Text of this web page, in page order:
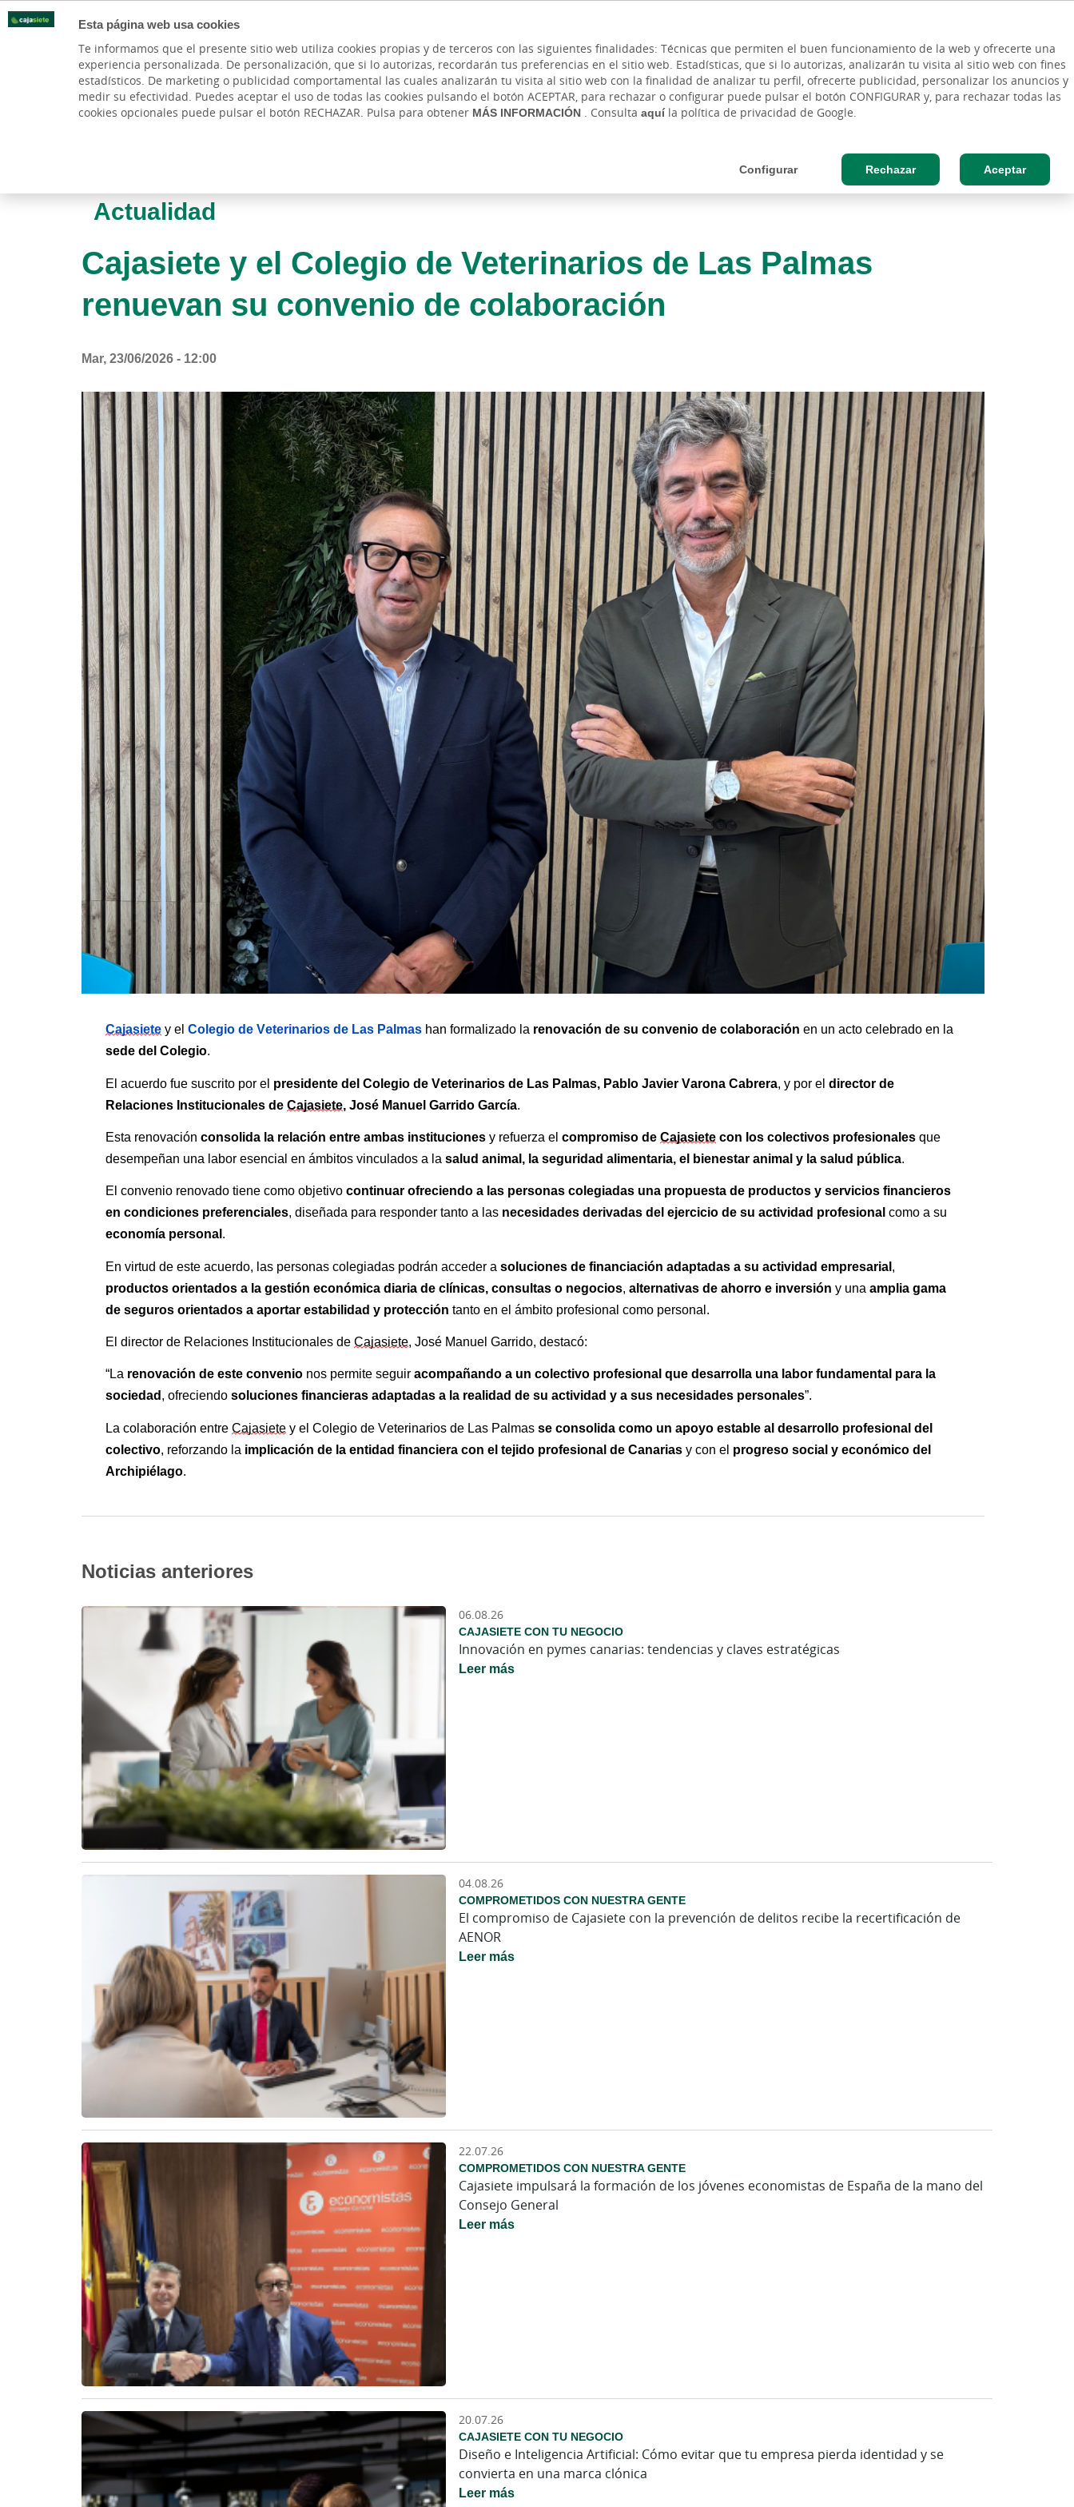
Esta página web usa cookies
Te informamos que el presente sitio web utiliza cookies propias y de terceros con las siguientes finalidades: Técnicas que permiten el buen funcionamiento de la web y ofrecerte una
experiencia personalizada. De personalización, que si lo autorizas, recordarán tus preferencias en el sitio web. Estadísticas, que si lo autorizas, analizarán tu visita al sitio web con fines
estadísticos. De marketing o publicidad comportamental las cuales analizarán tu visita al sitio web con la finalidad de analizar tu perfil, ofrecerte publicidad, personalizar los anuncios y
medir su efectividad. Puedes aceptar el uso de todas las cookies pulsando el botón ACEPTAR, para rechazar o configurar puede pulsar el botón CONFIGURAR y, para rechazar todas las
cookies opcionales puede pulsar el botón RECHAZAR. Pulsa para obtener MÁS INFORMACIÓN. Consulta aquíla política de privacidad de Google.
Configurar Rechazar Aceptar
DE
PARTICULARES BANCA PRIVADA AUTÓNOMOS Y EMPRENDEDORES EMPRESAS AGRO
Actualidad
Cajasiete y el Colegio de Veterinarios de Las Palmas
renuevan su convenio de colaboración
Mar, 23/06/2026 - 12:00
Cajasiete y el Colegio de Veterinarios de Las Palmas han formalizado la renovación de su convenio de colaboración
sede del Colegio.
El acuerdo fue suscrito por el presidente del Colegio de Veterinarios de Las Palmas, Pablo Javier Varona Cabrera, y por el director de
Relaciones Institucionales de Cajasiete, José Manuel Garrido García.
Esta renovación consolida la relación entre ambas instituciones y refuerza el compromiso de Cajasiete con los colectivos profesionales que
desempeñan una labor esencial en ámbitos vinculados a la salud animal, la seguridad alimentaria, el bienestar animal y la salud pública.
El convenio renovado tiene como objetivo continuar ofreciendo a las personas colegiadas una propuesta de productos y servicios financieros
en condiciones preferenciales, diseñada para responder tanto a las necesidades derivadas del ejercicio de su actividad profesional
economía personal.
En virtud de este acuerdo, las personas colegiadas podrán acceder a soluciones de financiación adaptadas a su actividad empresarial
productos orientados a la gestión económica diaria de clínicas, consultas o negocios, alternativas de ahorro e inversión y una amplia gama
de seguros orientados a aportar estabilidad y protección tanto en el ámbito profesional como personal.
El director de Relaciones Institucionales de Cajasiete, José Manuel Garrido, destacó:
“La renovación de este convenio nos permite seguir acompañando a un colectivo profesional que desarrolla una labor fundamental para la
sociedad, ofreciendo soluciones financieras adaptadas a la realidad de su actividad y a sus necesidades personales”.
La colaboración entre Cajasiete y el Colegio de Veterinarios de Las Palmas se consolida como un apoyo estable al desarrollo profesional del
colectivo, reforzando la implicación de la entidad financiera con el tejido profesional de Canarias y con el progreso social y económico del
Archipiélago.
Noticias anteriores
06.08.26
CAJASIETE CON TU NEGOCIO
Innovación en pymes canarias: tendencias y claves estratégicas
Leer más
04.08.26
COMPROMETIDOS CON NUESTRA GENTE
El compromiso de Cajasiete con la prevención de delitos recibe la recertificación de
AENOR
Leer más
22.07.26
COMPROMETIDOS CON NUESTRA GENTE
Cajasiete impulsará la formación de los jóvenes economistas de España de la mano del
Consejo General
Leer más
20.07.26
CAJASIETE CON TU NEGOCIO
Diseño e Inteligencia Artificial: Cómo evitar que tu empresa pierda identidad y se
convierta en una marca clónica
Leer más